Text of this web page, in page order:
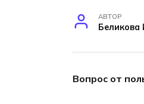
АВТОР
Беликова
Вопрос от